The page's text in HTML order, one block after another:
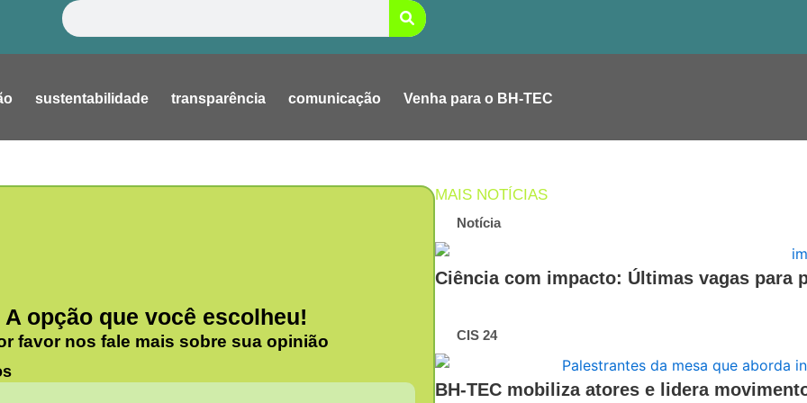
Pesquisar
sustentabilidade transparência comunicação Venha para o BH-TEC
A opção que você escolheu!
favor nos fale mais sobre sua opinião
MAIS NOTÍCIAS
Notícia
Ciência com impacto: Últimas vagas para
CIS 24
BH-TEC mobiliza atores e lidera